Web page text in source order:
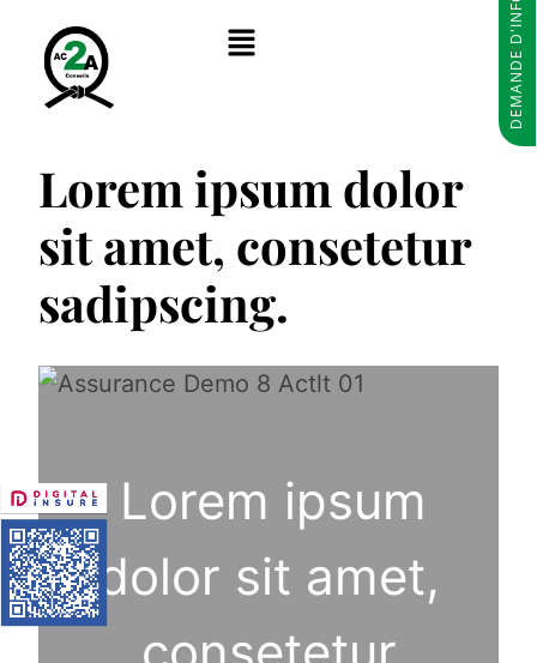
Lorem ipsum dolor
sit amet, consetetur
sadipscing.
Lorem ipsum
dolor sit amet,